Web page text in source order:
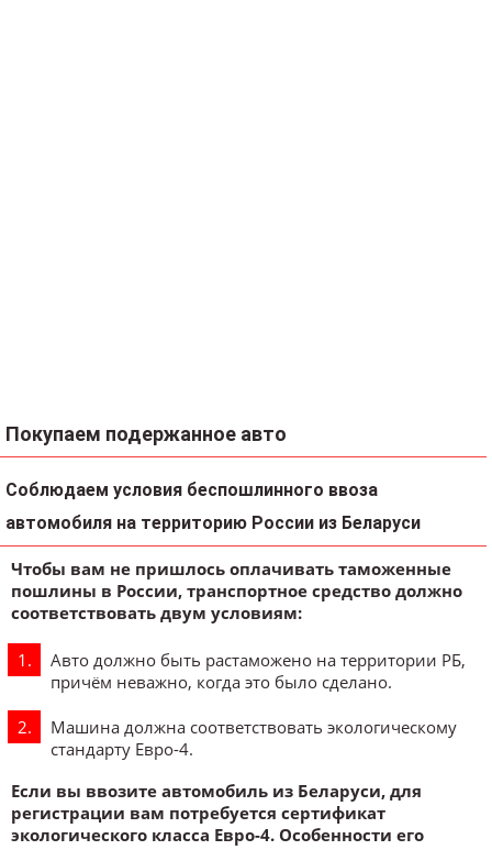
Покупаем подержанное авто
Соблюдаем условия беспошлинного ввоза
автомобиля на территорию России из Беларуси
Чтобы вам не пришлось оплачивать таможенные
пошлины в России, транспортное средство должно
соответствовать двум условиям:
Авто должно быть растаможено на территории РБ,
причём неважно, когда это было сделано.
Машина должна соответствовать экологическому
стандарту Евро-4.
Если вы ввозите автомобиль из Беларуси, для
регистрации вам потребуется сертификат
экологического класса Евро-4. Особенности его